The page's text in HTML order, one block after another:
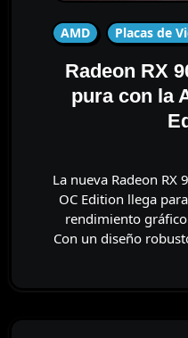
AMD Placas de
Radeon RX
pura con la
La nueva Radeon RX 9070 XT 16GB ASUS Prime
OC Edition llega
rendimiento
Con un diseño